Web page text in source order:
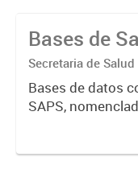
Bases de
Secretaria de Salud
Bases de datos
SAPS,